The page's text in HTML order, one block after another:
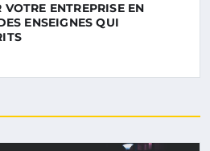
ENTREPRISE EN
ENSEIGNES QUI